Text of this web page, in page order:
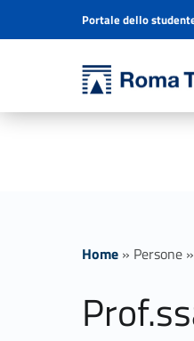
Prof.ssa SILVIA RONCHEY - Università Roma Tre
Header info sidebar
Portale dello
Home » Persone »